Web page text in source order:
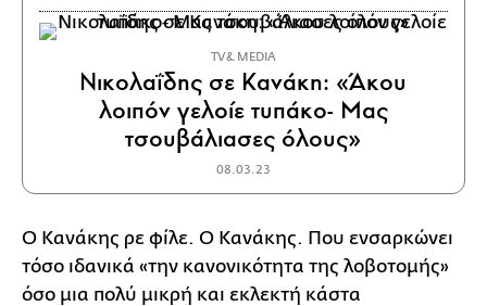
TV & MEDIA
Νικολαΐδης σε Κανάκη: «Άκου
λοιπόν γελοίε τυπάκο- Μας
τσουβάλιασες όλους»
08.03.23
Ο Κανάκης ρε φίλε. Ο Κανάκης. Που ενσαρκώνει
τόσο ιδανικά «την κανονικότητα της λοβοτομής»
όσο μια πολύ μικρή και εκλεκτή κάστα